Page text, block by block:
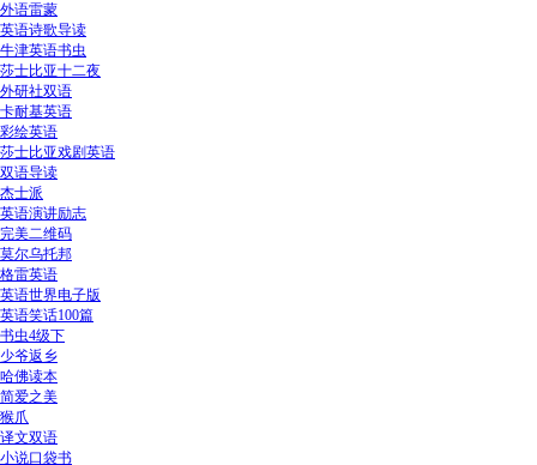
外语雷蒙
英语诗歌导读
牛津英语书虫
莎士比亚十二夜
外研社双语
卡耐基英语
彩绘英语
莎士比亚戏剧英语
双语导读
杰士派
英语演讲励志
完美二维码
莫尔乌托邦
格雷英语
英语世界电子版
英语笑话100篇
书虫4级下
少爷返乡
哈佛读本
简爱之美
猴爪
译文双语
小说口袋书